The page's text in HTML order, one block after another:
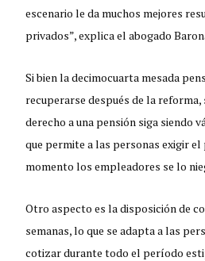
escenario le da muchos mejores
privados”, explica el abogado
Si bien la decimocuarta mesada
recuperarse después de la reforma,
derecho a una pensión siga siendo
que permite a las personas exigir el
momento los empleadores se lo
Otro aspecto es la disposición de
semanas, lo que se adapta a las
cotizar durante todo el período